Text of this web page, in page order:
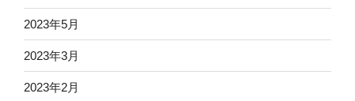
2023年5月
2023年3月
2023年2月